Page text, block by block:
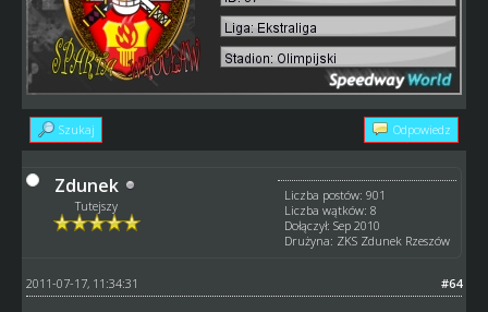
Szukaj Odpowiedz
Zdunek
Tutejszy
Liczba postów: 901
Liczba wątków: 8
Dołączył: Sep 2010
Drużyna: ZKS Zdunek Rzeszów
#64
2011-07-17, 11:34:31